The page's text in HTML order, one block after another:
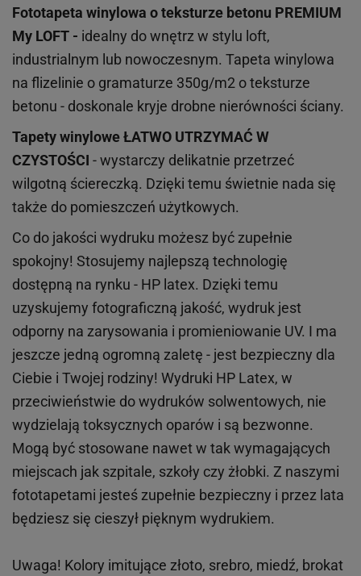
Fototapeta winylowa oteksturze betonu PREMIUM
My LOFT - idealny do wnętrz w stylu loft,
industrialnym lub nowoczesnym. Tapeta winylowa
na flizelinie o gramaturze 350g/m2 o teksturze
betonu - doskonale kryje drobne nierówności ściany.
Tapety winyloweŁATWO UTRZYMAĆ W
CZYSTOŚCI - wystarczy delikatnie przetrzeć
wilgotną ściereczką. Dzięki temu świetnie nada się
także do pomieszczeń użytkowych.
Co do jakości wydruku możesz być zupełnie
spokojny! Stosujemy najlepszą technologię
dostępną na rynku - HP latex. Dzięki temu
uzyskujemy fotograficzną jakość, wydruk jest
odporny na zarysowania i promieniowanie UV. I ma
jeszcze jedną ogromną zaletę - jest bezpieczny dla
Ciebie i Twojej rodziny! Wydruki HP Latex, w
przeciwieństwie do wydruków solwentowych, nie
wydzielają toksycznych oparów i są bezwonne.
Mogą być stosowane nawet w tak wymagających
miejscach jak szpitale, szkoły czy żłobki. Z naszymi
fototapetami jesteś zupełnie bezpieczny i przez lata
będziesz się cieszył pięknym wydrukiem.
Uwaga! Kolory imitujące złoto, srebro, miedź, brokat